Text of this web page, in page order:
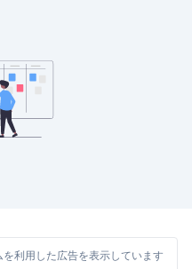
利用した広告を表示しています